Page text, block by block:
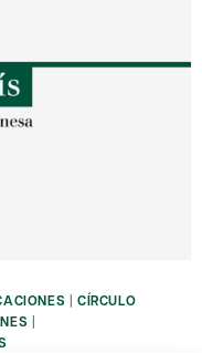
|CÍRCULO
|